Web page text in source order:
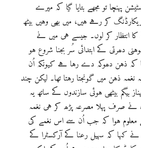
پہنچا تو مجھے بتایا گیا کہ میرے
کر رہے ہیں، میں بھی وہیں بیٹھ
انتظار کر لوں۔ جیسے ہی میں نے
دھرتی کے ابتدائی سُر بجنا شروع ہو
کہ ذہن دھوکہ دے رہا ہے کیونکہ اُن
ذہن میں گونجتا رہتا تھا۔ لیکن چند
بیگم بیٹھی ہوئی سازندوں کے ساتھ یہ
نے صرف پہلا مصرعہ پڑھ کر ہی نغمہ
معلوم ہوا کہ جب اُن سے اس نغمے کی
نے کہا کہ سہیل رعنا کے آرکسٹرا کے